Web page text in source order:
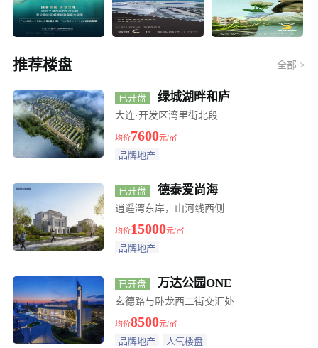
“连廊房”优劣势都突显，为什么越来越多的人选择连
开发区主城，万达商圈，大黑山脚下东方宸阅和鸣
甘井子区夏家河海滨浴场旁、大华锦绣海岸怎么样？
大连金州区买房，万科翡翠之光二期怎么样？
政策加推，交易放量，楼市拐点来了吗？
存量房贷利率下调后，当期月供不降反升，什么情
况？
沙河口区星海广场附近在售新房、星海长岛出则繁
推荐楼盘 全部 >
已开盘 绿城湖畔和庐
大连·开发区湾里街北段
均价7600元/㎡
品牌地产
已开盘 德泰爱尚海
逍遥湾东岸，山河线西侧
均价15000元/㎡
品牌地产
已开盘 万达公园ONE
玄德路与卧龙西二街交汇处
均价8500元/㎡
品牌地产 人气楼盘